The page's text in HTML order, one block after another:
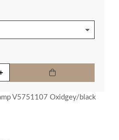
V5751107 Oxidgey/black